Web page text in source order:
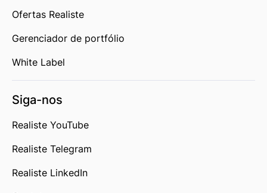
Ofertas Realiste
Gerenciador de portfólio
White Label
Siga-nos
Realiste YouTube
Realiste Telegram
Realiste LinkedIn